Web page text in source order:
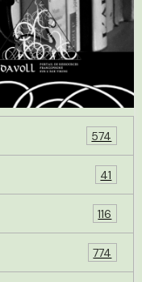
574
41
116
774